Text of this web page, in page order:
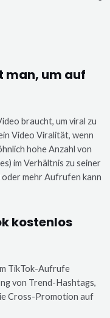
man, um auf
braucht, um viral zu
Video Viralität, wenn
hohe Anzahl von
im Verhältnis zu seiner
oder mehr Aufrufen kann
kostenlos
TikTok-Aufrufe
von Trend-Hashtags,
Cross-Promotion auf